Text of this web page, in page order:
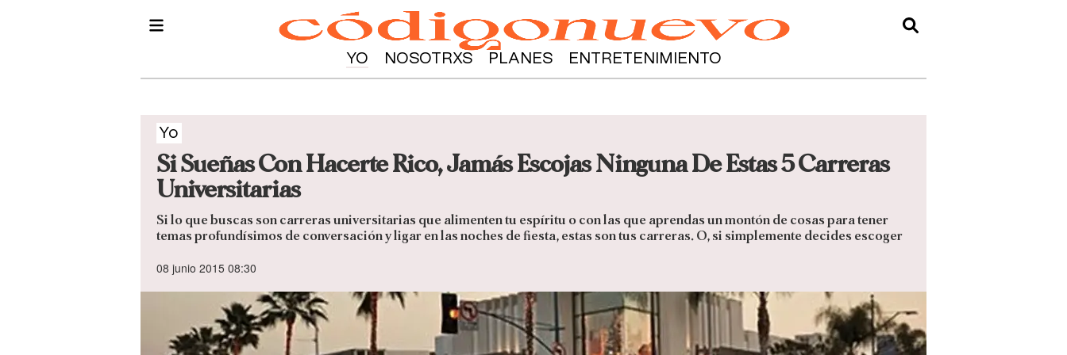
YO NOSOTRXS PLANES ENTRETENIMIENTO
Yo
Si Sueñas Con Hacerte Rico, Jamás Escojas Ninguna De Estas 5 Carreras
Universitarias
Si lo que buscas son carreras universitarias que alimenten tu espíritu o con las que aprendas un montón de cosas para tener
temas profundísimos de conversación y ligar en las noches de fiesta, estas son tus carreras. O, si simplemente decides escoger
08 junio 2015 08:30